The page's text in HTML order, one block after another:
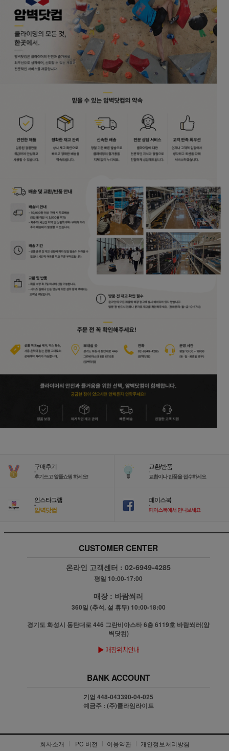
구매후기
-
후기쓰고 알뜰쇼핑 하세요!
교환/반품
-
교환이나 반품을 접수하세요
인스타그램
-
암벽닷컴
페이스북
-
페이스북에서 만나보세요
CUSTOMER CENTER
온라인 고객센터 :02-6949-4285
평일 10:00-17:00
매장 : 바람쐬러
360일 (추석, 설 휴무) 10:00-18:00
경기도 화성시 동탄대로 446 그란비아스타 6층 6119호 바람쐬러(암
벽닷컴)
BANK ACCOUNT
기업 448-043390-04-025
예금주 : (주)클라임라이트
회사소개 PC 버전 이용약관 개인정보처리방침